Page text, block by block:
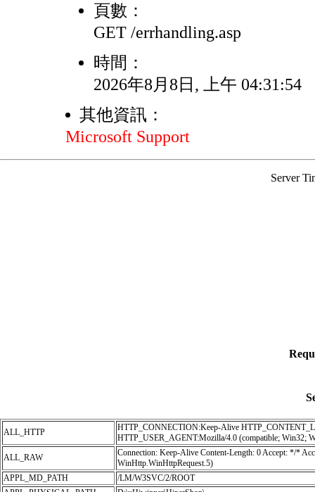
頁數：
GET /errhandling.asp
時間：
2026年8月8日, 上午 04:31:54
其他資訊：
Microsoft Support
Server
ALL_HTTP
HTTP_CONNECTION:Keep-Alive
HTTP_USER_AGENT:Mozilla/4.0 (compatible; Win32;
ALL_RAW
Connection: Keep-Alive Content-Length: 0 Accept: */*
WinHttp.WinHttpRequest.5)
APPL_MD_PATH
/LM/W3SVC/2/ROOT